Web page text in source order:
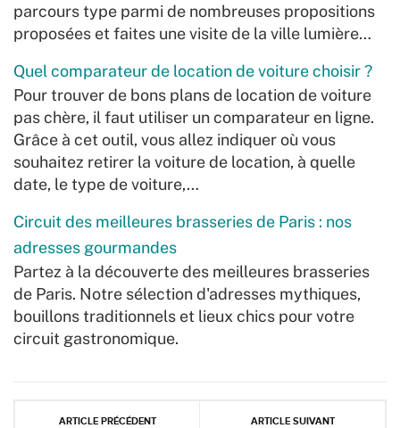
parcours type parmi de nombreuses propositions
proposées et faites une visite de la ville lumière…
Quel comparateur de location de voiture choisir ?
Pour trouver de bons plans de location de voiture
pas chère, il faut utiliser un comparateur en ligne.
Grâce à cet outil, vous allez indiquer où vous
souhaitez retirer la voiture de location, à quelle
date, le type de voiture,…
Circuit des meilleures brasseries de Paris : nos
adresses gourmandes
Partez à la découverte des meilleures brasseries
de Paris. Notre sélection d'adresses mythiques,
bouillons traditionnels et lieux chics pour votre
circuit gastronomique.
ARTICLE PRÉCÉDENT ARTICLE SUIVANT